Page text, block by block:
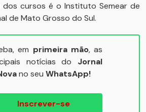
cursos é o Instituto Semear de
de Mato Grosso do Sul.
em primeira mão, as
notícias do Jornal
no seu WhatsApp!
Inscrever-se